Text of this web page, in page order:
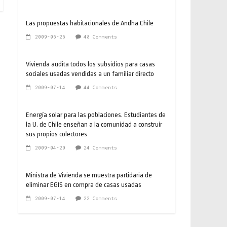
Las propuestas habitacionales de Andha Chile
2009-06-26 48 Comments
Vivienda audita todos los subsidios para casas
sociales usadas vendidas a un familiar directo
2009-07-14 44 Comments
Energía solar para las poblaciones. Estudiantes de
la U. de Chile enseñan a la comunidad a construir
sus propios colectores
2009-04-29 24 Comments
Ministra de Vivienda se muestra partidaria de
eliminar EGIS en compra de casas usadas
2009-07-14 22 Comments